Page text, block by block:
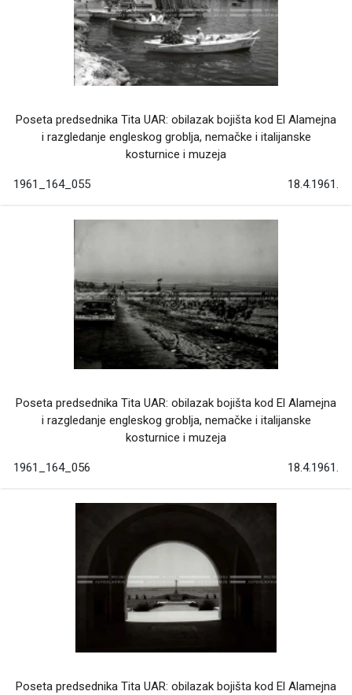
Poseta predsednika Tita UAR: obilazak bojišta kod El Alamejna
i razgledanje engleskog groblja, nemačke i italijanske
kosturnice i muzeja
1961_164_055 18.4.1961.
Poseta predsednika Tita UAR: obilazak bojišta kod El Alamejna
i razgledanje engleskog groblja, nemačke i italijanske
kosturnice i muzeja
1961_164_056 18.4.1961.
Poseta predsednika Tita UAR: obilazak bojišta kod El Alamejna